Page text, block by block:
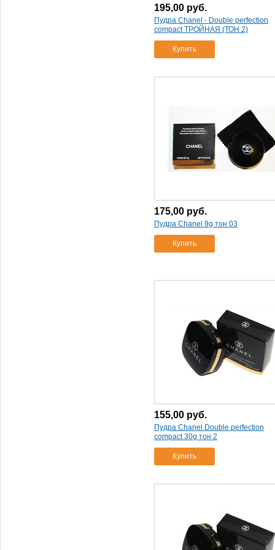
195,00 руб.
Пудра Chanel - Double perfection
compact ТРОЙНАЯ (ТОН 2)
Купить
175,00 руб.
Пудра Chanel 9g тон 03
Купить
155,00 руб.
Пудра Chanel Double perfection
compact 30g тон 2
Купить